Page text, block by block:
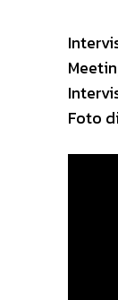
Foto